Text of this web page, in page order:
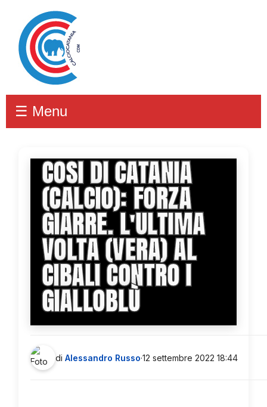
☰ Menu
COSI DI CATANIA
(CALCIO): FORZA
GIARRE. L'ULTIMA
VOLTA (VERA) AL
CIBALI CONTRO I
GIALLOBLÙ
di Alessandro Russo·12 settembre 2022 18:44